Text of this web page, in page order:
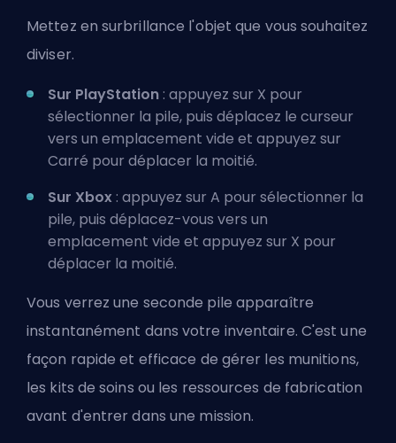
Mettez en surbrillance l'objet que vous souhaitez
diviser.
Sur PlayStation : appuyez sur X pour
sélectionner la pile, puis déplacez le curseur
vers un emplacement vide et appuyez sur
Carré pour déplacer la moitié.
Sur Xbox : appuyez sur A pour sélectionner la
pile, puis déplacez-vous vers un
emplacement vide et appuyez sur X pour
déplacer la moitié.
Vous verrez une seconde pile apparaître
instantanément dans votre inventaire. C'est une
façon rapide et efficace de gérer les munitions,
les kits de soins ou les ressources de fabrication
avant d'entrer dans une mission.